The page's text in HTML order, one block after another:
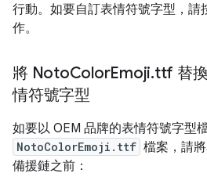
行動。如要自訂表情符號字型，請
作。
將 NotoColorEmoji.ttf 替
情符號字型
如要以 OEM 品牌的表情符號字型
NotoColorEmoji.ttf 檔案，請
備援鏈之前：